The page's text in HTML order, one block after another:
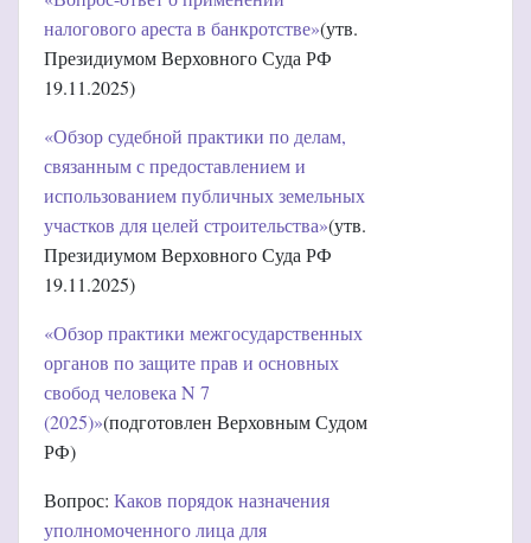
налогового ареста в банкротстве»(утв.
Президиумом Верховного Суда РФ
19.11.2025)
«Обзор судебной практики по делам,
связанным с предоставлением и
использованием публичных земельных
участков для целей строительства»(утв.
Президиумом Верховного Суда РФ
19.11.2025)
«Обзор практики межгосударственных
органов по защите прав и основных
свобод человека N 7
(2025)»(подготовлен Верховным Судом
РФ)
Вопрос: Каков порядок назначения
уполномоченного лица для